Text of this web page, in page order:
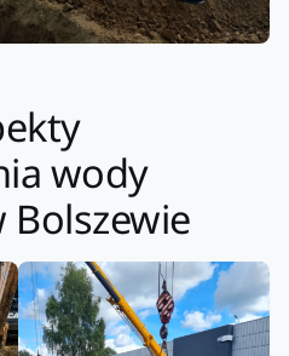
wody
Bolszewie